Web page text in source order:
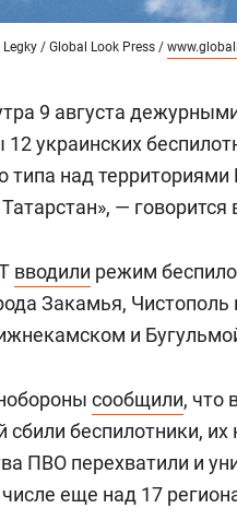
/ Global Look Press /
9 августа
украинских
типа над
—
вводили режим
Закамья,
и
сообщили, что
сбили беспилотники,
ПВО перехватили и
еще над 17